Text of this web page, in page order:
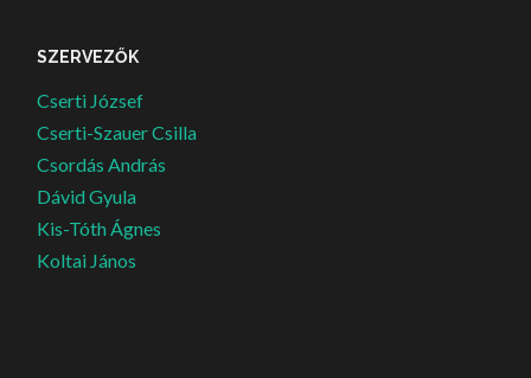
SZERVEZŐK
Cserti József
Cserti-Szauer Csilla
Csordás András
Dávid Gyula
Kis-Tóth Ágnes
Koltai János